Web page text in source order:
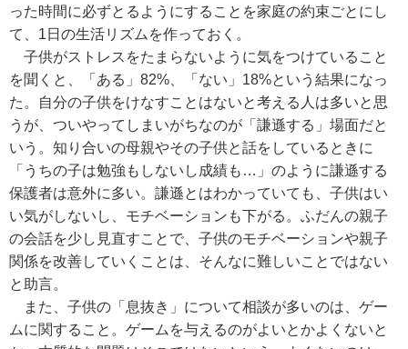
った時間に必ずとるようにすることを家庭の約束ごとにし
て、1日の生活リズムを作っておく。
子供がストレスをたまらないように気をつけていること
を聞くと、「ある」82%、「ない」18%という結果になっ
た。自分の子供をけなすことはないと考える人は多いと思
うが、ついやってしまいがちなのが「謙遜する」場面だと
いう。知り合いの母親やその子供と話をしているときに
「うちの子は勉強もしないし成績も…」のように謙遜する
保護者は意外に多い。謙遜とはわかっていても、子供はい
い気がしないし、モチベーションも下がる。ふだんの親子
の会話を少し見直すことで、子供のモチベーションや親子
関係を改善していくことは、そんなに難しいことではない
と助言。
また、子供の「息抜き」について相談が多いのは、ゲー
ムに関すること。ゲームを与えるのがよいとかよくないと